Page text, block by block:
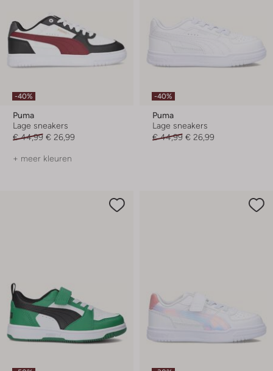
-40%
Puma
Lage sneakers
€ 44,99 € 26,99
+ meer kleuren
-40%
Puma
Lage sneakers
€ 44,99 € 26,99